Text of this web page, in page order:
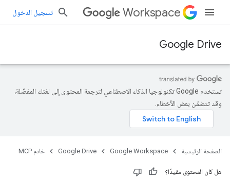
Workspace تسجيل الدخول
Google Drive
تستخدم Google تكنولوجيا الذكاء الاصطناعي لترجمة المحتوى إلى لغتك المفضّلة،
وقد تتضمّن بعض الأخطاء.
الصفحة الرئيسية Google Workspace
Google Drive خادم MCP
هل كان المحتوى مفيدًا؟